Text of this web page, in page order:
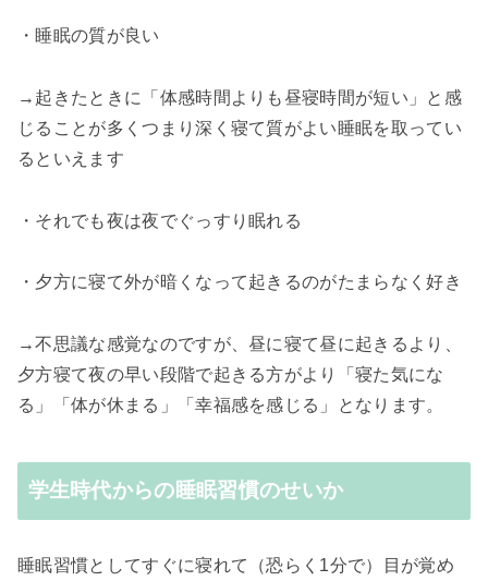
・睡眠の質が良い
→起きたときに「体感時間よりも昼寝時間が短い」と感
じることが多くつまり深く寝て質がよい睡眠を取ってい
るといえます
・それでも夜は夜でぐっすり眠れる
・夕方に寝て外が暗くなって起きるのがたまらなく好き
→不思議な感覚なのですが、昼に寝て昼に起きるより、
夕方寝て夜の早い段階で起きる方がより「寝た気にな
る」「体が休まる」「幸福感を感じる」となります。
学生時代からの睡眠習慣のせいか
睡眠習慣としてすぐに寝れて（恐らく1分で）目が覚め